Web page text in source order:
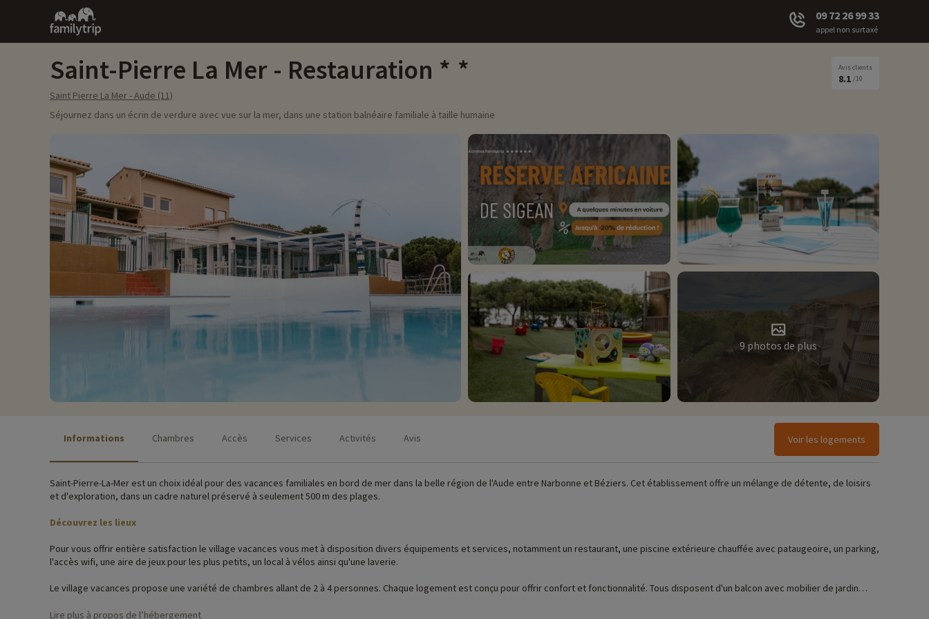
Family
trip
09 72 26 99 33
appel non surtaxé
Saint-Pierre La Mer - Restauration
Saint Pierre La Mer - Aude (11)
Avis clients
8.1 /10
Séjournez dans un écrin de verdure avec vue sur la mer, dans une station balnéaire familiale à taille humaine
9 photos de plus
Informations Chambres Accès Services Activités Avis Voir les logements
Saint-Pierre-La-Mer est un choix idéal pour des vacances familiales en bord de mer dans la belle région de l'Aude entre Narbonne et Béziers. Cet établissement offre un mélange de détente, de loisirs
et d'exploration, dans un cadre naturel préservé à seulement 500 m des plages.
Découvrez les lieux
Pour vous offrir entière satisfaction le village vacances vous met à disposition divers équipements et services, notamment un restaurant, une piscine extérieure chauffée avec pataugeoire, un parking,
l'accès wifi, une aire de jeux pour les plus petits, un local à vélos ainsi qu'une laverie.
Le village vacances propose une variété de chambres allant de 2 à 4 personnes. Chaque logement est conçu pour offrir confort et fonctionnalité. Tous disposent d'un balcon avec mobilier de jardin
Lire plus à propos de l’hébergement